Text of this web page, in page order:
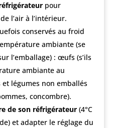
pour
l’air à l’intérieur.
conservés au froid
ambiante (se
l’emballage) : œufs (s’ils
ambiante au
légumes non emballés
concombre).
de son réfrigérateur (4°C
et adapter le réglage du